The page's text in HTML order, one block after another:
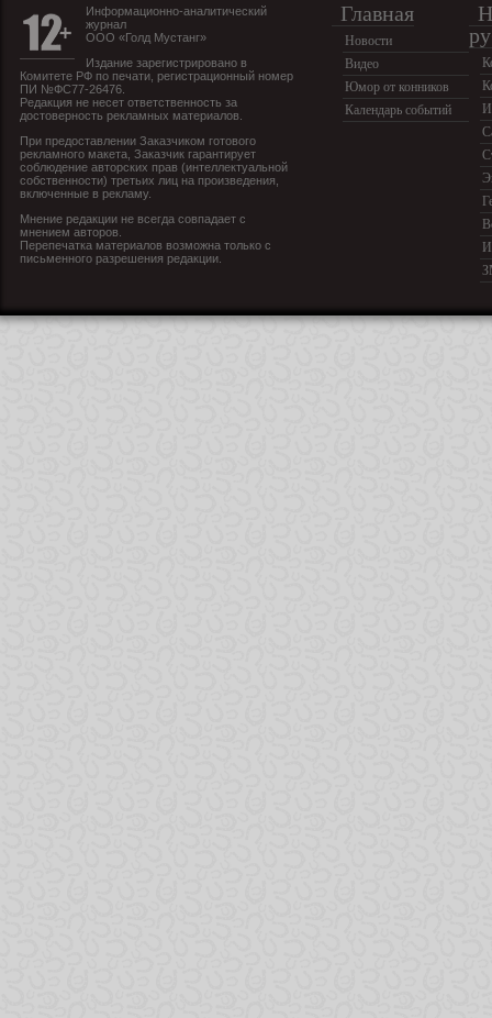
Информационно-аналитический
журнал
ООО «Голд Мустанг»
Издание зарегистрировано в
Комитете РФ по печати, регистрационный номер
ПИ №ФС77-26476.
Редакция не несет ответственность за
достоверность рекламных материалов.
При предоставлении Заказчиком готового
рекламного макета, Заказчик гарантирует
соблюдение авторских прав (интеллектуальной
собственности) третьих лиц на произведения,
включенные в рекламу.
Мнение редакции не всегда совпадает с
мнением авторов.
Перепечатка материалов возможна только с
письменного разрешения редакции.
Главная
Новости
Видео
Юмор от конников
Календарь событий